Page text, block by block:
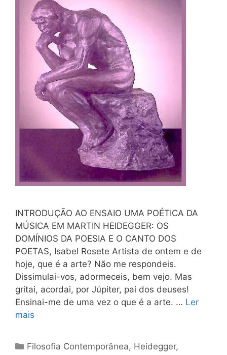
INTRODUÇÃO AO ENSAIO UMA POÉTICA DA
MÚSICA EM MARTIN HEIDEGGER: OS
DOMÍNIOS DA POESIA E O CANTO DOS
POETAS, Isabel Rosete Artista de ontem e de
hoje, que é a arte? Não me respondeis.
Dissimulai-vos, adormeceis, bem vejo. Mas
gritai, acordai, por Júpiter, pai dos deuses!
Ensinai-me de uma vez o que é a arte. … Ler
mais
Categorias
Filosofia Contemporânea, Heidegger,